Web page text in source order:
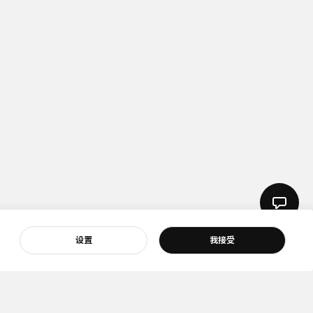
设置 我接受